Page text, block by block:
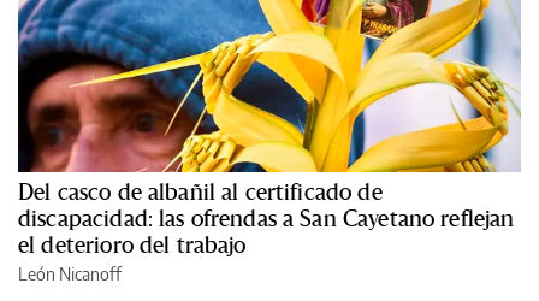
Del casco de albañil al certificado de
discapacidad: las ofrendas a San Cayetano reflejan
el deterioro del trabajo
León Nicanoff